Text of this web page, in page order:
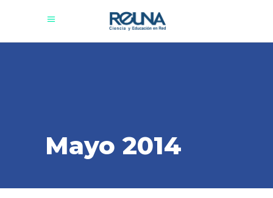
Mayo 2014